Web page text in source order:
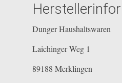
Dunger Haushaltswaren
Laichinger Weg 1
89188 Merklingen